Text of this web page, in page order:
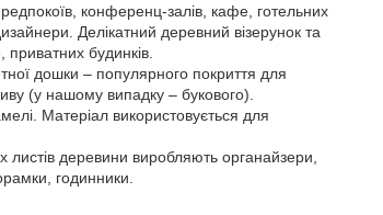
конференц-залів, кафе, готельних
Делікатний деревний візерунок та
будинків.
дошки – популярного покриття для
(у нашому випадку – букового).
Матеріал використовується для
деревини виробляють органайзери,
годинники.